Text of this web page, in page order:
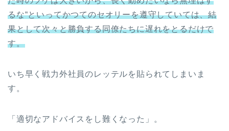
るな“といってかつてのセオリーを遵守していては、結
果として次々と勝負する同僚たちに遅れをとるだけで
す。
いち早く戦力外社員のレッテルを貼られてしまいま
す。
「適切なアドバイスをし難くなった」。